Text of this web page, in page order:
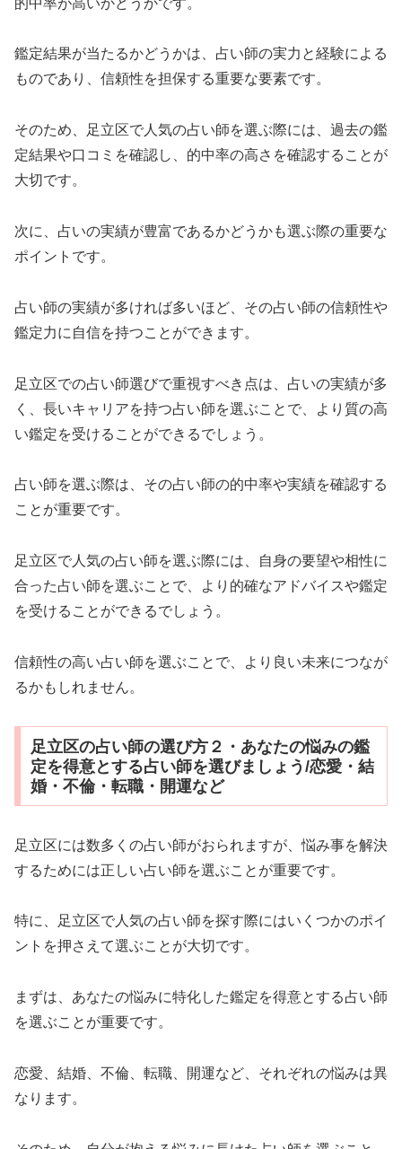
鑑定結果が当たるかどうかは、占い師の実力と経験による
ものであり、信頼性を担保する重要な要素です。
そのため、足立区で人気の占い師を選ぶ際には、過去の鑑
定結果や口コミを確認し、的中率の高さを確認することが
大切です。
次に、占いの実績が豊富であるかどうかも選ぶ際の重要な
ポイントです。
占い師の実績が多ければ多いほど、その占い師の信頼性や
鑑定力に自信を持つことができます。
足立区での占い師選びで重視すべき点は、占いの実績が多
く、長いキャリアを持つ占い師を選ぶことで、より質の高
い鑑定を受けることができるでしょう。
占い師を選ぶ際は、その占い師の的中率や実績を確認する
ことが重要です。
足立区で人気の占い師を選ぶ際には、自身の要望や相性に
合った占い師を選ぶことで、より的確なアドバイスや鑑定
を受けることができるでしょう。
信頼性の高い占い師を選ぶことで、より良い未来につなが
るかもしれません。
足立区の占い師の選び方２・あなたの悩みの鑑
定を得意とする占い師を選びましょう/恋愛・結
婚・不倫・転職・開運など
足立区には数多くの占い師がおられますが、悩み事を解決
するためには正しい占い師を選ぶことが重要です。
特に、足立区で人気の占い師を探す際にはいくつかのポイ
ントを押さえて選ぶことが大切です。
まずは、あなたの悩みに特化した鑑定を得意とする占い師
を選ぶことが重要です。
恋愛、結婚、不倫、転職、開運など、それぞれの悩みは異
なります。